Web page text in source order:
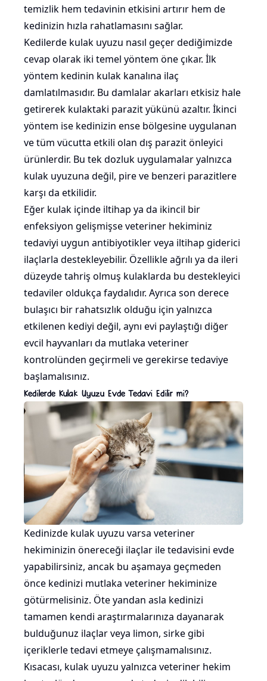
temizlik hem tedavinin etkisini artırır hem de
kedinizin hızla rahatlamasını sağlar.
Kedilerde kulak uyuzu nasıl geçer dediğimizde
cevap olarak iki temel yöntem öne çıkar. İlk
yöntem kedinin kulak kanalına ilaç
damlatılmasıdır. Bu damlalar akarları etkisiz hale
getirerek kulaktaki parazit yükünü azaltır. İkinci
yöntem ise kedinizin ense bölgesine uygulanan
ve tüm vücutta etkili olan dış parazit önleyici
ürünlerdir. Bu tek dozluk uygulamalar yalnızca
kulak uyuzuna değil, pire ve benzeri parazitlere
karşı da etkilidir.
Eğer kulak içinde iltihap ya da ikincil bir
enfeksiyon gelişmişse veteriner hekiminiz
tedaviyi uygun antibiyotikler veya iltihap giderici
ilaçlarla destekleyebilir. Özellikle ağrılı ya da ileri
düzeyde tahriş olmuş kulaklarda bu destekleyici
tedaviler oldukça faydalıdır. Ayrıca son derece
bulaşıcı bir rahatsızlık olduğu için yalnızca
etkilenen kediyi değil, aynı evi paylaştığı diğer
evcil hayvanları da mutlaka veteriner
kontrolünden geçirmeli ve gerekirse tedaviye
başlamalısınız.
Kedilerde Kulak Uyuzu Evde Tedavi Edilir mi?
Kedinizde kulak uyuzu varsa veteriner
hekiminizin önereceği ilaçlar ile tedavisini evde
yapabilirsiniz, ancak bu aşamaya geçmeden
önce kedinizi mutlaka veteriner hekiminize
götürmelisiniz. Öte yandan asla kedinizi
tamamen kendi araştırmalarınıza dayanarak
bulduğunuz ilaçlar veya limon, sirke gibi
içeriklerle tedavi etmeye çalışmamalısınız.
Kısacası, kulak uyuzu yalnızca veteriner hekim